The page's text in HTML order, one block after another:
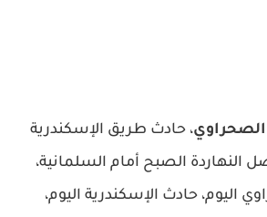
الصحراوي، حادث طريق الإسكندرية
النهاردة الصبح أمام السلمانية،
اليوم، حادث الإسكندرية اليوم،